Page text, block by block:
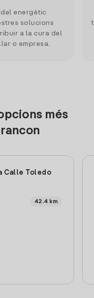
energètic
solucions
a la cura del
o empresa.
més
Calle Toledo
42.4 km